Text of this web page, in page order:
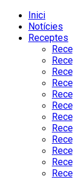
Inici
Notícies
Receptes